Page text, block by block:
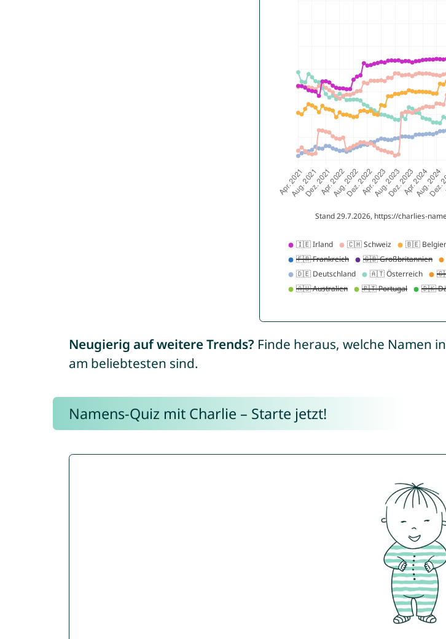
Neugierig auf weitere Trends? Finde heraus, welche Namen in
am beliebtesten sind.
Namens-Quiz mit Charlie – Starte jetzt!